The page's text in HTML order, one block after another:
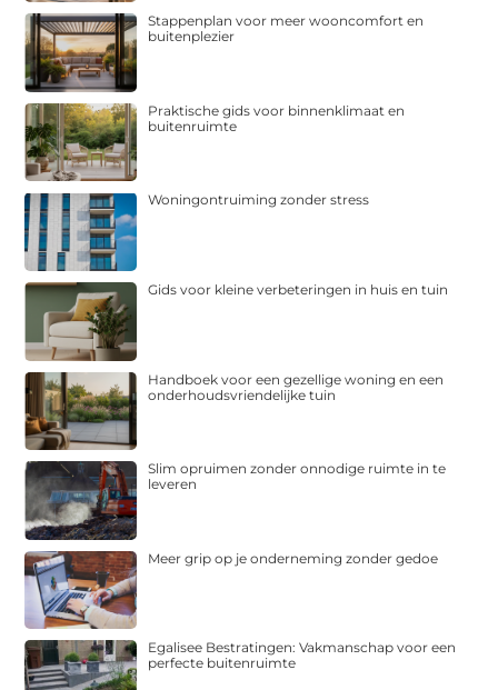
Stappenplan voor meer wooncomfort en
buitenplezier
Praktische gids voor binnenklimaat en
buitenruimte
Woningontruiming zonder stress
Gids voor kleine verbeteringen in huis en tuin
Handboek voor een gezellige woning en een
onderhoudsvriendelijke tuin
Slim opruimen zonder onnodige ruimte in te
leveren
Meer grip op je onderneming zonder gedoe
Egalisee Bestratingen: Vakmanschap voor een
perfecte buitenruimte